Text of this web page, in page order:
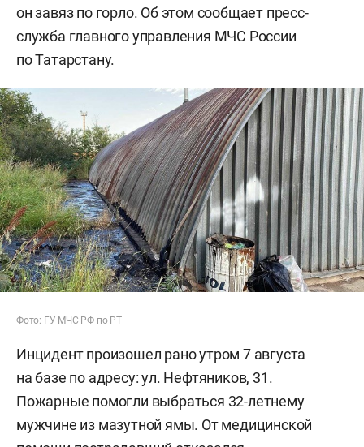
он завяз по горло. Об этом сообщает пресс-
служба главного управления МЧС России
по Татарстану.
Фото: ГУ МЧС РФ по РТ
Инцидент произошел рано утром 7 августа
на базе по адресу: ул. Нефтяников, 31.
Пожарные помогли выбраться 32-летнему
мужчине из мазутной ямы. От медицинской